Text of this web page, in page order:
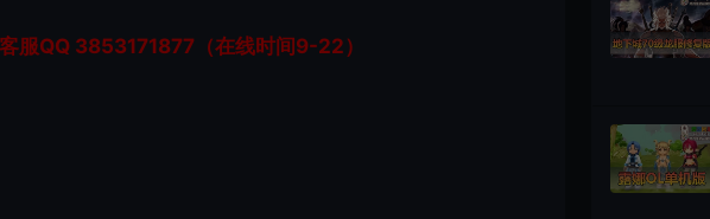
服QQ 3853171877（在线时间9-22）